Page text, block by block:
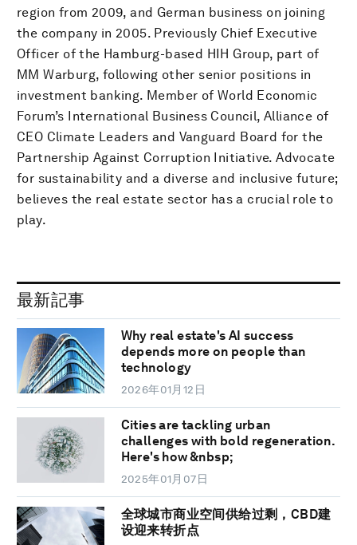
region from 2009, and German business on joining
the company in 2005. Previously Chief Executive
Officer of the Hamburg-based HIH Group, part of
MM Warburg, following other senior positions in
investment banking. Member of World Economic
Forum’s International Business Council, Alliance of
CEO Climate Leaders and Vanguard Board for the
Partnership Against Corruption Initiative. Advocate
for sustainability and a diverse and inclusive future;
believes the real estate sector has a crucial role to
play.
最新記事
Why real estate's AI success
depends more on people than
technology
2026年01月12日
Cities are tackling urban
challenges with bold regeneration.
Here's how &nbsp;
2025年01月07日
全球城市商业空间供给过剩，CBD建
设迎来转折点